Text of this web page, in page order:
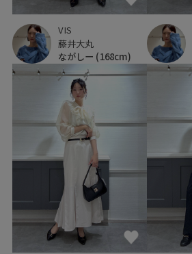
VIS
藤井大丸
ながしー (168cm)